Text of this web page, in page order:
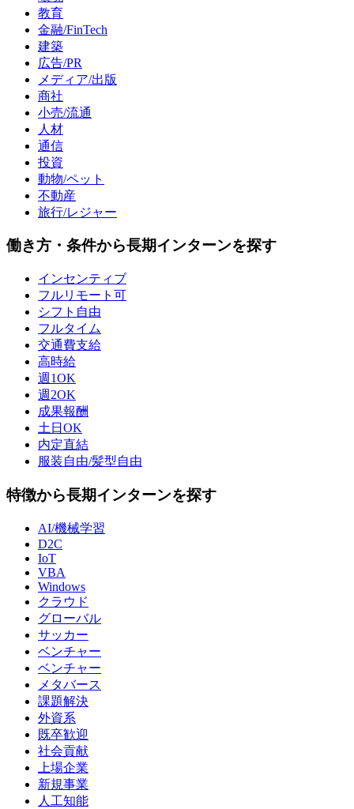
教育
金融/FinTech
建築
広告/PR
メディア/出版
商社
小売/流通
人材
通信
投資
動物/ペット
不動産
旅行/レジャー
働き方・条件から長期インターンを探す
インセンティブ
フルリモート可
シフト自由
フルタイム
交通費支給
高時給
週1OK
週2OK
成果報酬
土日OK
内定直結
服装自由/髪型自由
特徴から長期インターンを探す
AI/機械学習
D2C
IoT
VBA
Windows
クラウド
グローバル
サッカー
ベンチャー
ベンチャー
メタバース
課題解決
外資系
既卒歓迎
社会貢献
上場企業
新規事業
人工知能